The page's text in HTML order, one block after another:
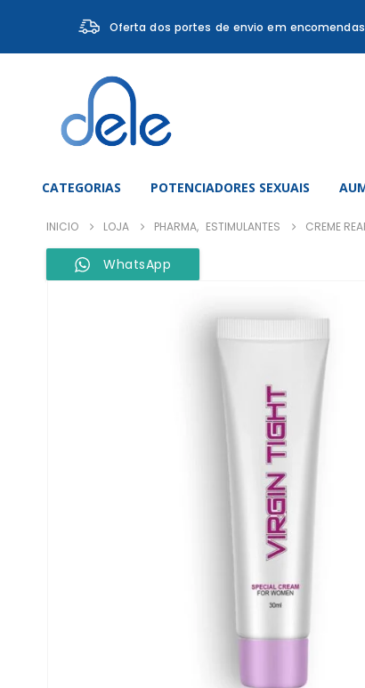
Oferta dos portes de envio em
CATEGORIAS POTENCIADORES SEXUAIS
INICIO LOJA PHARMA, ESTIMULANTES CREME
WhatsApp